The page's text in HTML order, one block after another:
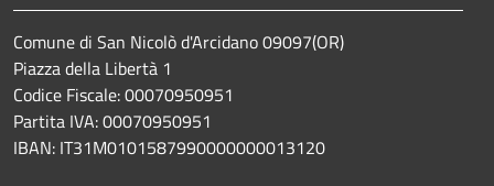
Comune di San Nicolò d'Arcidano 09097(OR)
Piazza della Libertà 1
Codice Fiscale: 00070950951
Partita IVA: 00070950951
IBAN: IT31M0101587990000000013120